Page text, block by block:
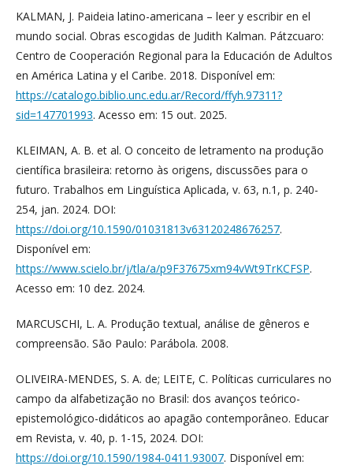
KALMAN, J. Paideia latino-americana – leer y escribir en el
mundo social. Obras escogidas de Judith Kalman. Pátzcuaro:
Centro de Cooperación Regional para la Educación de Adultos
en América Latina y el Caribe. 2018. Disponível em:
https://catalogo.biblio.unc.edu.ar/Record/ffyh.97311?
sid=147701993. Acesso em: 15 out. 2025.
KLEIMAN, A. B. et al. O conceito de letramento na produção
científica brasileira: retorno às origens, discussões para o
futuro. Trabalhos em Linguística Aplicada, v. 63, n.1, p. 240-
254, jan. 2024. DOI:
https://doi.org/10.1590/01031813v63120248676257.
Disponível em:
https://www.scielo.br/j/tla/a/p9F37675xm94vWt9TrKCFSP.
Acesso em: 10 dez. 2024.
MARCUSCHI, L. A. Produção textual, análise de gêneros e
compreensão. São Paulo: Parábola. 2008.
OLIVEIRA-MENDES, S. A. de; LEITE, C. Políticas curriculares no
campo da alfabetização no Brasil: dos avanços teórico-
epistemológico-didáticos ao apagão contemporâneo. Educar
em Revista, v. 40, p. 1-15, 2024. DOI:
https://doi.org/10.1590/1984-0411.93007. Disponível em: